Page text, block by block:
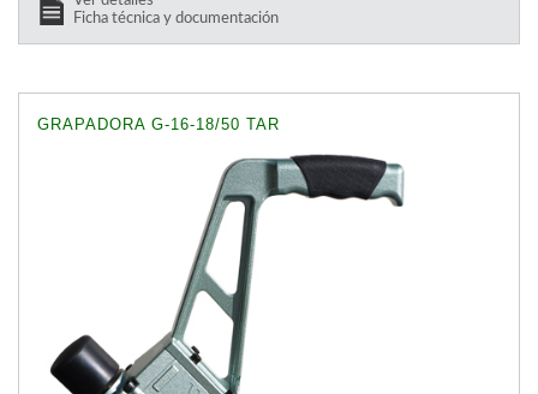
Ficha técnica y documentación
GRAPADORA G-16-18/50 TAR